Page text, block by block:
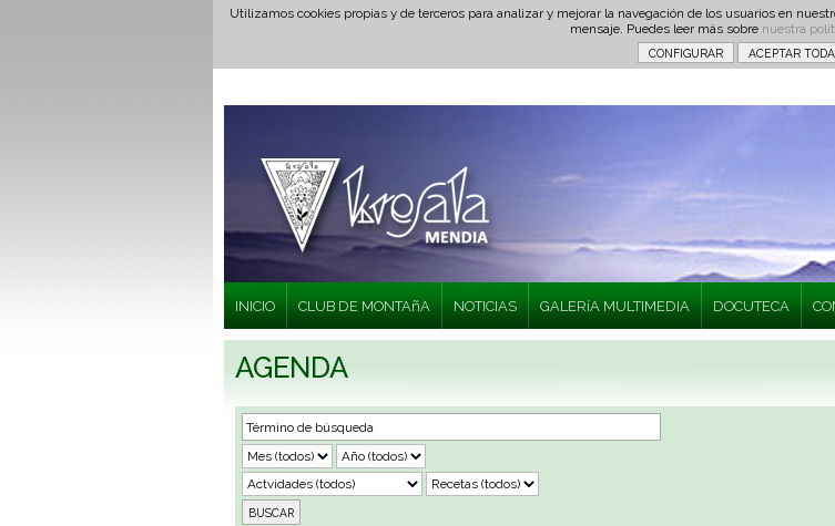
Utilizamos cookies propias y de terceros para analizar y mejorar la navegación de los usuarios en
mensaje. Puedes leer más sobre nuestra
INICIO CLUB DE MONTAñA NOTICIAS GALERíA MULTIMEDIA DOCUTECA
AGENDA